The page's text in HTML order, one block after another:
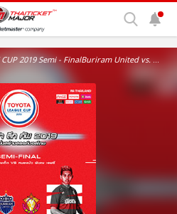
- FinalBuriram United vs. Nongbuapitchaya FCณ สนาม 72 พรรษา มีนบุรี